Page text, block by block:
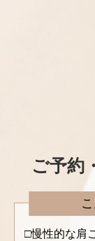
ご予約
慢性的な肩